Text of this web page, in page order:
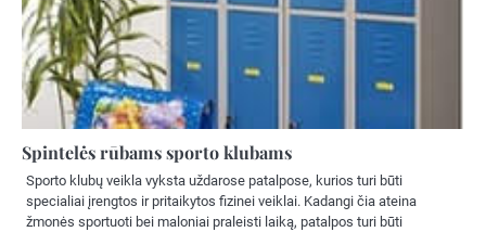
Spintelės rūbams sporto klubams
Sporto klubų veikla vyksta uždarose patalpose, kurios turi būti
specialiai įrengtos ir pritaikytos fizinei veiklai. Kadangi čia ateina
žmonės sportuoti bei maloniai praleisti laiką, patalpos turi būti